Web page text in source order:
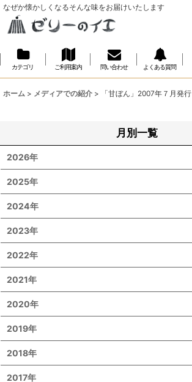
なぜか懐かしくなるそんな味をお届けいたします
カテゴリ ご利用案内 問い合わせ よくある質問
ホーム > メディアでの紹介 > 「甘ぼん」2007年７月発行
月別一覧
2026年
2025年
2024年
2023年
2022年
2021年
2020年
2019年
2018年
2017年